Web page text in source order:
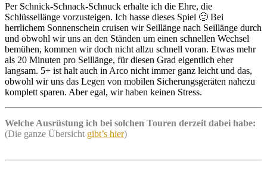
Per Schnick-Schnack-Schnuck erhalte ich die Ehre, die
Schlüssellänge vorzusteigen. Ich hasse dieses Spiel 🙂 Bei
herrlichem Sonnenschein cruisen wir Seillänge nach Seillänge durch
und obwohl wir uns an den Ständen um einen schnellen Wechsel
bemühen, kommen wir doch nicht allzu schnell voran. Etwas mehr
als 20 Minuten pro Seillänge, für diesen Grad eigentlich eher
langsam. 5+ ist halt auch in Arco nicht immer ganz leicht und das,
obwohl wir uns das Legen von mobilen Sicherungsgeräten nahezu
komplett sparen. Aber egal, wir haben keinen Stress.
Welche Ausrüstung ich bei solchen Touren derzeit dabei habe:
(Die ganze Übersicht gibt’s hier)